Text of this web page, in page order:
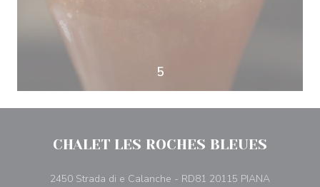
5
CHALET LES ROCHES BLEUES
2450 Strada di e Calanche - RD81 20115 PIANA((opent in